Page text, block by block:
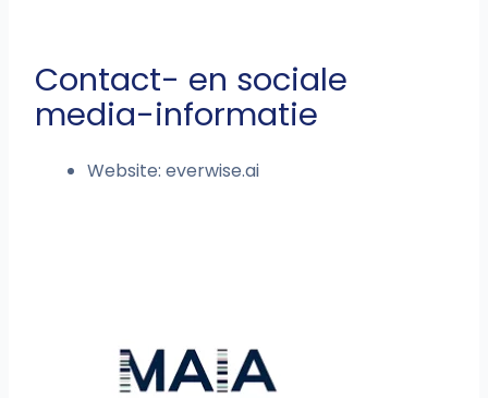
Contact- en sociale
media-informatie
Website: everwise.ai